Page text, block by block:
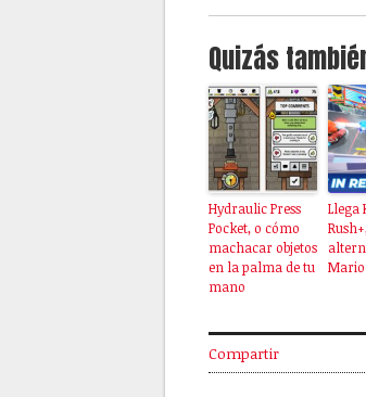
Quizás
Hydraulic Press
Pocket, o cómo
machacar objetos
en la palma de tu
mano
Llega
Compartir